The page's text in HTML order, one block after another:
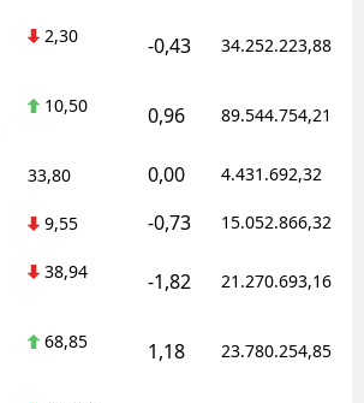
2,30 -0,43 34.252.223,88
10,50 0,96 89.544.754,21
33,80 0,00 4.431.692,32
9,55 -0,73 15.052.866,32
38,94 -1,82 21.270.693,16
68,85 1,18 23.780.254,85